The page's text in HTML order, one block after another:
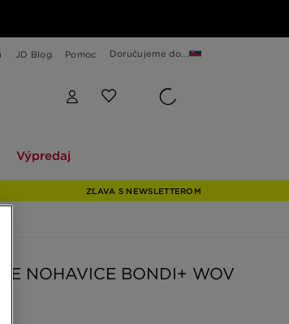
JD Blog Pomoc Doručujeme do...
Výpredaj
ZĽAVA S NEWSLETTEROM
NOHAVICE BONDI+ WOV